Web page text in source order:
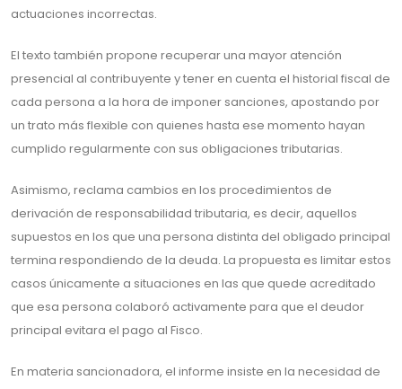
actuaciones incorrectas.
El texto también propone recuperar una mayor atención
presencial al contribuyente y tener en cuenta el historial fiscal de
cada persona a la hora de imponer sanciones, apostando por
un trato más flexible con quienes hasta ese momento hayan
cumplido regularmente con sus obligaciones tributarias.
Asimismo, reclama cambios en los procedimientos de
derivación de responsabilidad tributaria, es decir, aquellos
supuestos en los que una persona distinta del obligado principal
termina respondiendo de la deuda. La propuesta es limitar estos
casos únicamente a situaciones en las que quede acreditado
que esa persona colaboró activamente para que el deudor
principal evitara el pago al Fisco.
En materia sancionadora, el informe insiste en la necesidad de